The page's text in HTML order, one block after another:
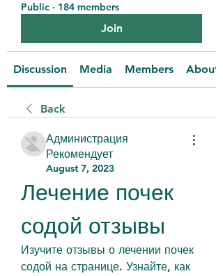
Public · 184 members
Join
Discussion Media Members About
Back
Администрация
Рекомендует
August 7, 2023
Лечение почек
содой отзывы
Изучите отзывы о лечении почек
содой на странице. Узнайте, как